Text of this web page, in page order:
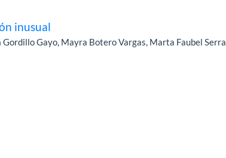
inusual
Gayo, Mayra Botero Vargas, Marta Faubel Serra